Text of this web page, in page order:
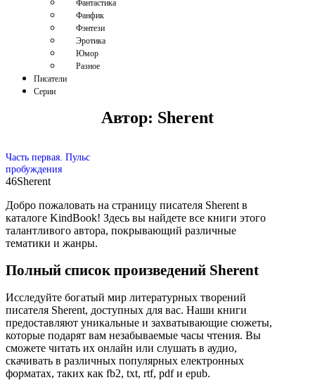
Фантастика
Фанфик
Фэнтези
Эротика
Юмор
Разное
Писатели
Серии
Автор: Sherent
Часть первая. Пульс
пробуждения
46Sherent
Добро пожаловать на страницу писателя Sherent в
каталоге KindBook! Здесь вы найдете все книги этого
талантливого автора, покрывающий различные
тематики и жанры.
Полный список произведений Sherent
Исследуйте богатый мир литературных творений
писателя Sherent, доступных для вас. Наши книги
предоставляют уникальные и захватывающие сюжеты,
которые подарят вам незабываемые часы чтения. Вы
сможете читать их онлайн или слушать в аудио,
скачивать в различных популярных електронных
форматах, таких как fb2, txt, rtf, pdf и epub.